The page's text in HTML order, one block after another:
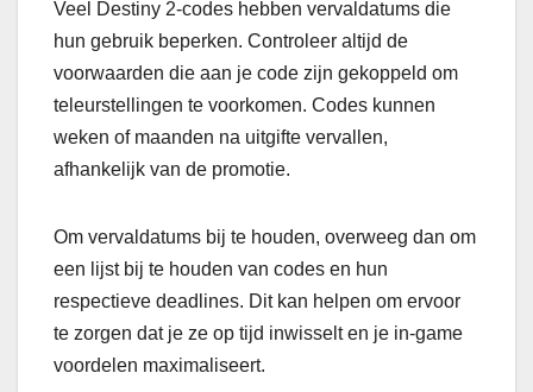
Veel Destiny 2-codes hebben vervaldatums die
hun gebruik beperken. Controleer altijd de
voorwaarden die aan je code zijn gekoppeld om
teleurstellingen te voorkomen. Codes kunnen
weken of maanden na uitgifte vervallen,
afhankelijk van de promotie.
Om vervaldatums bij te houden, overweeg dan om
een lijst bij te houden van codes en hun
respectieve deadlines. Dit kan helpen om ervoor
te zorgen dat je ze op tijd inwisselt en je in-game
voordelen maximaliseert.